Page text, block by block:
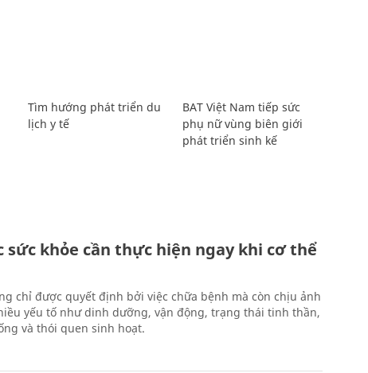
Tìm hướng phát triển du
lịch y tế
BAT Việt Nam tiếp sức
phụ nữ vùng biên giới
phát triển sinh kế
sức khỏe cần thực hiện ngay khi cơ thể
chỉ được quyết định bởi việc chữa bệnh mà còn chịu ảnh
yếu tố như dinh dưỡng, vận động, trạng thái tinh thần,
và thói quen sinh hoạt.